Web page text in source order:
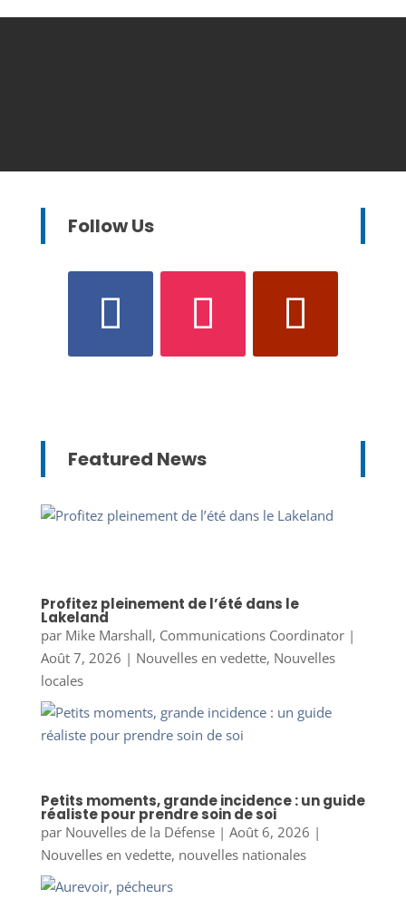
Follow Us
Featured News
Profitez pleinement de l’été dans le
Lakeland
par Mike Marshall, Communications Coordinator|
Août 7, 2026 | Nouvelles en vedette, Nouvelles
locales
Petits moments, grande incidence : un guide
réaliste pour prendre soin de soi
par Nouvelles de la Défense| Août 6, 2026 |
Nouvelles en vedette, nouvelles nationales